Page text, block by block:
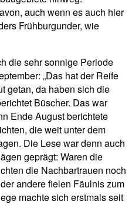
auch wenn es auch hier
Frühburgunder, wie
die sehr sonnige Periode
„Das hat der Reife
getan, da haben sich die
Büscher. Das war
Ende August berichtete
die weit unter dem
Die Lese war denn auch
geprägt: Waren die
die Nachbartrauen noch
andere fielen Fäulnis zum
machte sich erstmals seit